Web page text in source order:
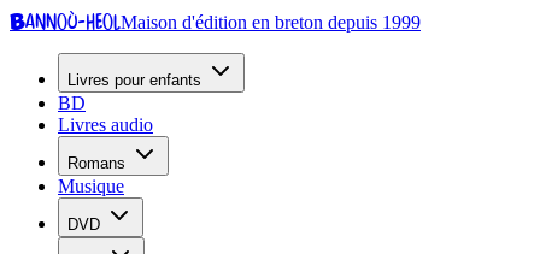
Bannoù-heolMaison d'édition en breton depuis 1999
Livres pour enfants
BD
Livres audio
Romans
Musique
DVD